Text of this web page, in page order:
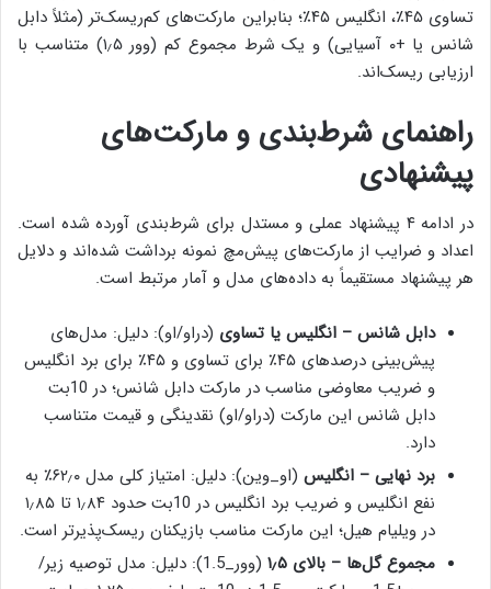
تساوی ۴۵٪، انگلیس ۴۵٪؛ بنابراین مارکت‌های کم‌ریسک‌تر (مثلاً دابل
شانس یا +۰ آسیایی) و یک شرط مجموع کم (وور ۱٫۵) متناسب با
ارزیابی ریسک‌اند.
راهنمای شرط‌بندی و مارکت‌های
پیشنهادی
در ادامه ۴ پیشنهاد عملی و مستدل برای شرط‌بندی آورده شده است.
اعداد و ضرایب از مارکت‌های پیش‌مچ نمونه برداشت شده‌اند و دلایل
هر پیشنهاد مستقیماً به داده‌های مدل و آمار مرتبط است.
دابل شانس – انگلیس یا تساوی (دراو/او): دلیل: مدل‌های
پیش‌بینی درصدهای ۴۵٪ برای تساوی و ۴۵٪ برای برد انگلیس
و ضریب معاوضی مناسب در مارکت دابل شانس؛ در 10بت
دابل شانس این مارکت (دراو/او) نقدینگی و قیمت متناسب
دارد.
برد نهایی – انگلیس
(او_وین): دلیل: امتیاز کلی مدل ۶۲٫۰٪ به
نفع انگلیس و ضریب برد انگلیس در 10بت حدود ۱٫۸۴ تا ۱٫۸۵
در ویلیام هیل؛ این مارکت مناسب بازیکنان ریسک‌پذیرتر است.
مجموع گل‌ها – بالای ۱٫۵
(وور_1.5): دلیل: مدل توصیه زیر/